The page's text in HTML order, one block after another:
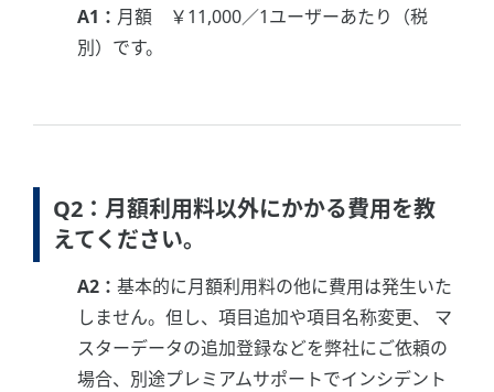
A1： 月額 ￥11,000／1ユーザーあたり（税
別）です。
Q2：月額利用料以外にかかる費用を教
えてください。
A2： 基本的に月額利用料の他に費用は発生いた
しません。但し、項目追加や項目名称変更、 マ
スターデータの追加登録などを弊社にご依頼の
場合、別途プレミアムサポートでインシデント